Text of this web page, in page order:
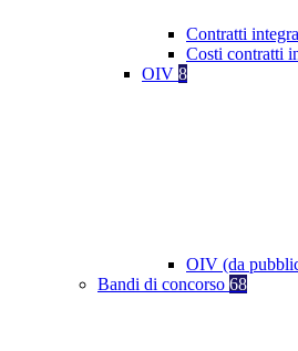
Contratti
Costi contratti
OIV 8
OIV (da
Bandi di concorso 68